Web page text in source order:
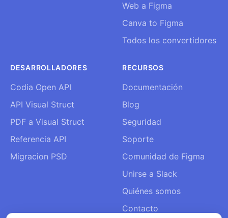
Web a Figma
Canva to Figma
Todos los convertidores
DESARROLLADORES
Codia Open API
API Visual Struct
PDF a Visual Struct
Referencia API
Migracion PSD
RECURSOS
Documentación
Blog
Seguridad
Soporte
Comunidad de Figma
Unirse a Slack
Quiénes somos
Contacto